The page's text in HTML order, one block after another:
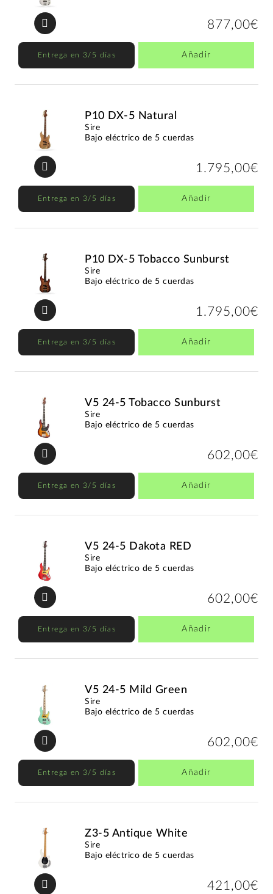
877,00€
Entrega en 3/5 días Añadir
P10 DX-5 Natural
Sire
Bajo eléctrico de 5 cuerdas
1.795,00€
Entrega en 3/5 días Añadir
P10 DX-5 Tobacco Sunburst
Sire
Bajo eléctrico de 5 cuerdas
1.795,00€
Entrega en 3/5 días Añadir
V5 24-5 Tobacco Sunburst
Sire
Bajo eléctrico de 5 cuerdas
602,00€
Entrega en 3/5 días Añadir
V5 24-5 Dakota RED
Sire
Bajo eléctrico de 5 cuerdas
602,00€
Entrega en 3/5 días Añadir
V5 24-5 Mild Green
Sire
Bajo eléctrico de 5 cuerdas
602,00€
Entrega en 3/5 días Añadir
Z3-5 Antique White
Sire
Bajo eléctrico de 5 cuerdas
421,00€